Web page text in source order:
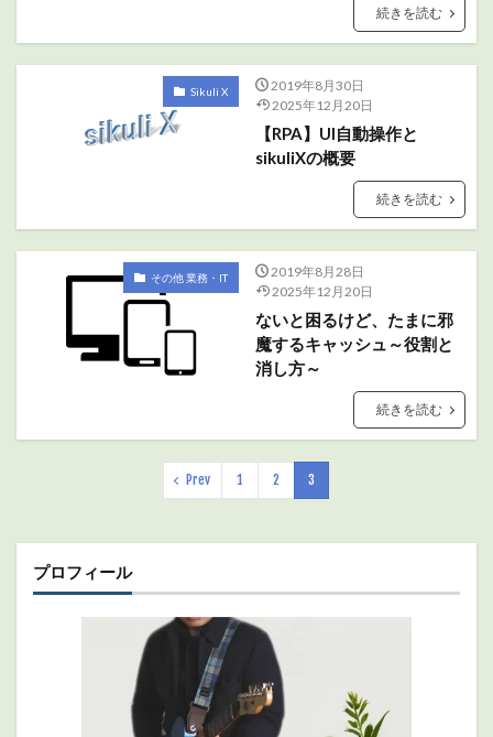
続きを読む
Sikuli X
2019年8月30日
2025年12月20日
【RPA】UI自動操作と
sikuliXの概要
続きを読む
その他 業務・IT
2019年8月28日
2025年12月20日
ないと困るけど、たまに邪
魔するキャッシュ～役割と
消し方～
続きを読む
Prev 1 2 3
プロフィール